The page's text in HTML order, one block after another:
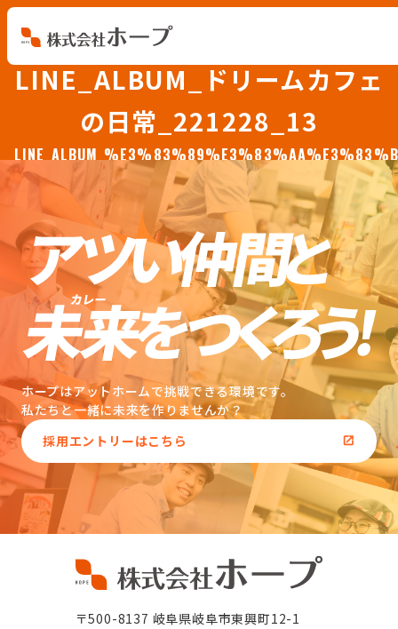
会社を知る
人を知る
環境を知る
お知らせ
ホープブログ
LINE_ALBUM_ドリームカフェ
の日常_221228_13
ホープはアットホームで挑戦できる環境です。
私たちと一緒に未来を作りませんか？
採用エントリーはこちら
〒500-8137 岐阜県岐阜市東興町12-1